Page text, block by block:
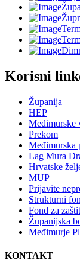
Korisni
Županija
HEP
Međimurske
Prekom
Međimurska
Lag Mura
Hrvatske
MUP
Prijavite
Strukturni
Fond za
Županijska
Međimurje
KONTAKT